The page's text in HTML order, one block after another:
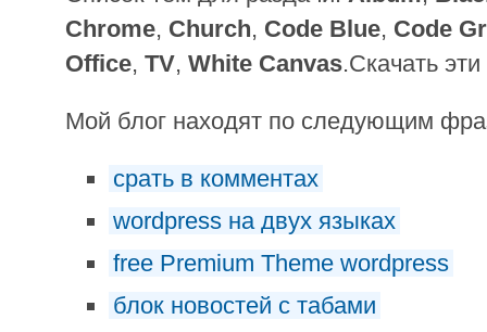
Chrome, Church, Code Blue, Code
Office, TV, White Canvas.Скачать
Мой блог находят по следующим
срать в комментах
wordpress на двух языках
free Premium Theme wordpress
блок новостей с табами